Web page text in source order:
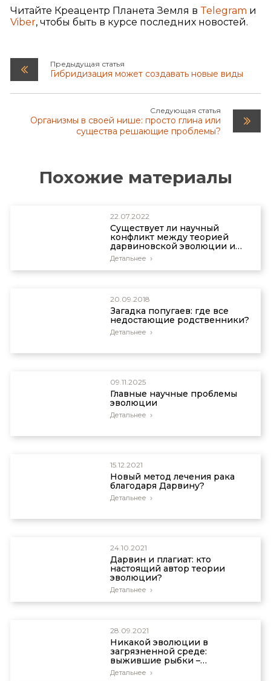
Читайте Креацентр Планета Земля в Telegram и
Viber, чтобы быть в курсе последних новостей.
Предыдущая статья
Гибридизация может создавать новые виды
Следующая статья
Организмы в своей нише: просто глина или
существа решающие проблемы?
Похожие материалы
22.07.2022
Существует ли научный
конфликт между теорией
дарвиновской эволюции и
ископаемыми?
Детальнее
20.09.2018
Загадка попугаев: где все
недостающие родственники?
Детальнее
09.11.2025
Главные научные проблемы
эволюции
Детальнее
15.12.2021
Новый метод лечения рака
благодаря Дарвину?
Детальнее
24.10.2021
Дарвин и плагиат: кто
настоящий автор теории
эволюции?
Детальнее
28.09.2021
Никакой эволюции в
загрязненной среде:
выжившие рыбки –
«неудачники»
Детальнее